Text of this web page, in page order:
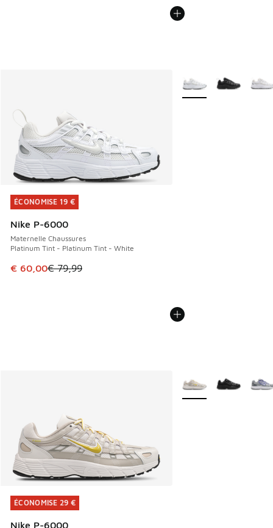
ÉCONOMISE 19 €
Nike P-6000
Maternelle Chaussures
Platinum Tint - Platinum Tint - White
Cet article est en promotion. Prix en baisse de € 79,99 à
€ 60,00€ 79,99
ÉCONOMISE 19 €
Plus de couleurs
ÉCONOMISE 29 €
Nike P-6000
ÉCONOMISE 29 €
Plus de couleurs